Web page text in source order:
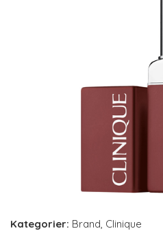
Kategorier: Brand, Clinique